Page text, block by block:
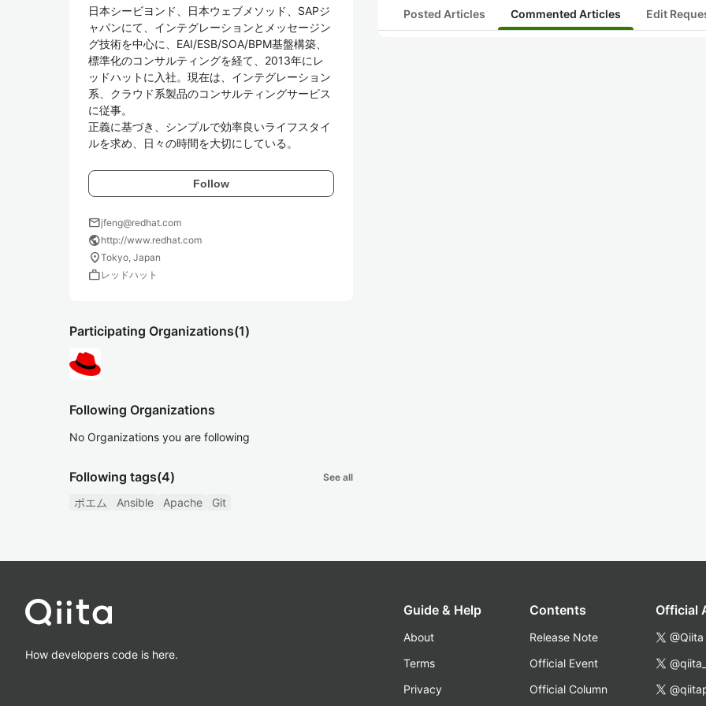
日本シービヨンド、日本ウェブメソッド、SAPジ
ャパンにて、インテグレーションとメッセージン
グ技術を中心に、EAI/ESB/SOA/BPM基盤構築、
標準化のコンサルティングを経て、2013年にレ
ッドハットに入社。現在は、インテグレーション
系、クラウド系製品のコンサルティングサービス
に従事。
正義に基づき、シンプルで効率良いライフスタイ
ルを求め、日々の時間を大切にしている。
Follow
mailjfeng@redhat.com
publichttp://www.redhat.com
location_onTokyo, Japan
workレッドハット
Participating Organizations(1)
Following Organizations
No Organizations you are following
Following tags(4) See all
ポエム Ansible Apache Git
Posted Articles Commented Articles Edit
How developers code is here.
Guide & Help
About
Terms
Privacy
Contents
Release Note
Official Event
Official Column
Official
@Qiita